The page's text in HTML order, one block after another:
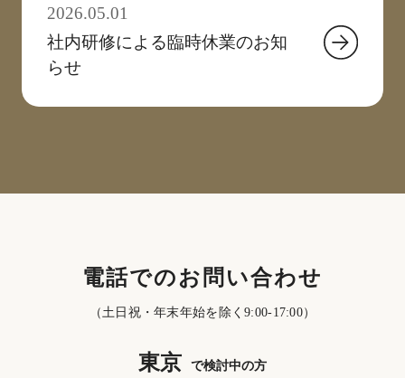
2026.05.01
社内研修による臨時休業のお知
らせ
電話でのお問い合わせ
（土日祝・年末年始を除く9:00-17:00）
東京 で検討中の方